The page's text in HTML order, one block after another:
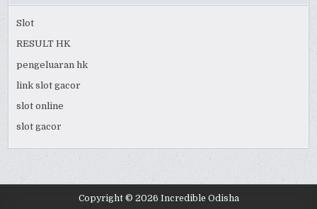
Slot
RESULT HK
pengeluaran hk
link slot gacor
slot online
slot gacor
Copyright © 2026 Incredible Odisha